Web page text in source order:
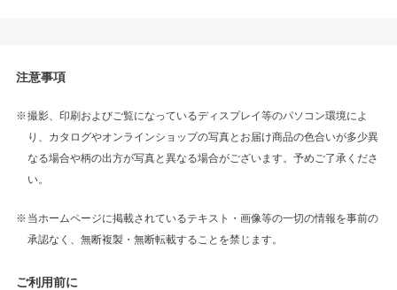
注意事項
撮影、印刷およびご覧になっているディスプレイ等のパソコン環境によ
り、カタログやオンラインショップの写真とお届け商品の色合いが多少異
なる場合や柄の出方が写真と異なる場合がございます。予めご了承くださ
い。
当ホームページに掲載されているテキスト・画像等の一切の情報を事前の
承認なく、無断複製・無断転載することを禁じます。
ご利用前に